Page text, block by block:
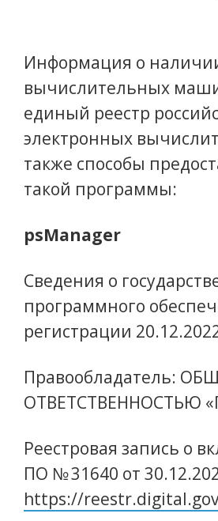
Информация о
вычислительных
единый реестр
электронных
также способы
такой программы:
psManager
Сведения о
программного
регистрации
Правообладатель:
ОТВЕТСТВЕННОСТЬЮ
Реестровая запись о
ПО № 31640 от
https://